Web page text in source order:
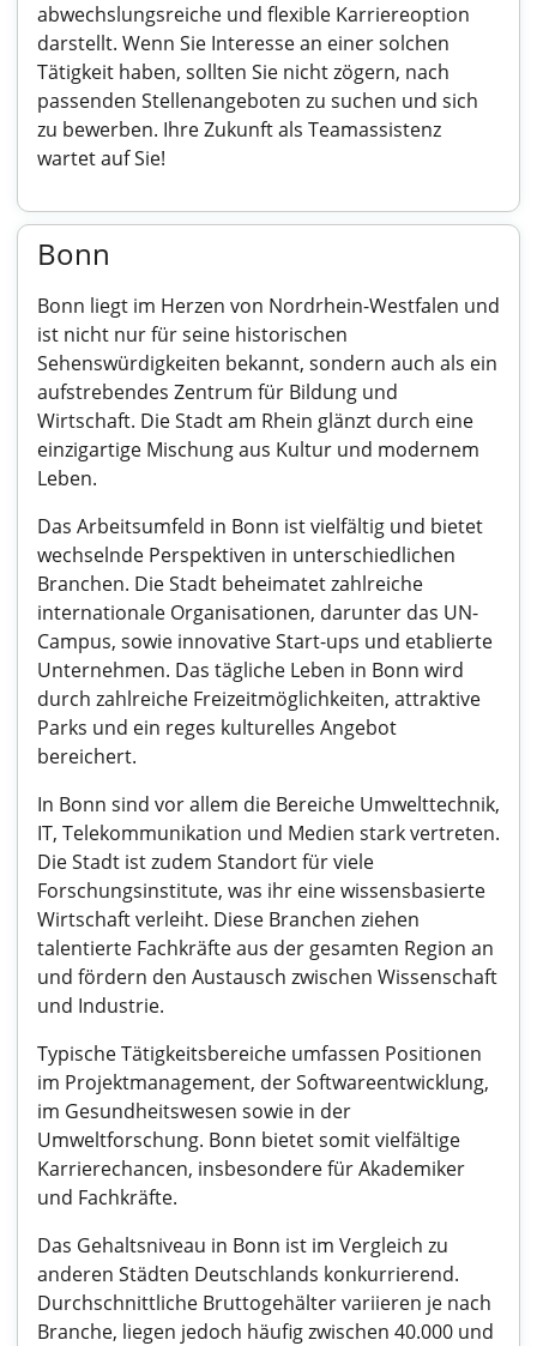
abwechslungsreiche und flexible Karriereoption
darstellt. Wenn Sie Interesse an einer solchen
Tätigkeit haben, sollten Sie nicht zögern, nach
passenden Stellenangeboten zu suchen und sich
zu bewerben. Ihre Zukunft als Teamassistenz
wartet auf Sie!
Bonn
Bonn liegt im Herzen von Nordrhein-Westfalen und
ist nicht nur für seine historischen
Sehenswürdigkeiten bekannt, sondern auch als ein
aufstrebendes Zentrum für Bildung und
Wirtschaft. Die Stadt am Rhein glänzt durch eine
einzigartige Mischung aus Kultur und modernem
Leben.
Das Arbeitsumfeld in Bonn ist vielfältig und bietet
wechselnde Perspektiven in unterschiedlichen
Branchen. Die Stadt beheimatet zahlreiche
internationale Organisationen, darunter das UN-
Campus, sowie innovative Start-ups und etablierte
Unternehmen. Das tägliche Leben in Bonn wird
durch zahlreiche Freizeitmöglichkeiten, attraktive
Parks und ein reges kulturelles Angebot
bereichert.
In Bonn sind vor allem die Bereiche Umwelttechnik,
IT, Telekommunikation und Medien stark vertreten.
Die Stadt ist zudem Standort für viele
Forschungsinstitute, was ihr eine wissensbasierte
Wirtschaft verleiht. Diese Branchen ziehen
talentierte Fachkräfte aus der gesamten Region an
und fördern den Austausch zwischen Wissenschaft
und Industrie.
Typische Tätigkeitsbereiche umfassen Positionen
im Projektmanagement, der Softwareentwicklung,
im Gesundheitswesen sowie in der
Umweltforschung. Bonn bietet somit vielfältige
Karrierechancen, insbesondere für Akademiker
und Fachkräfte.
Das Gehaltsniveau in Bonn ist im Vergleich zu
anderen Städten Deutschlands konkurrierend.
Durchschnittliche Bruttogehälter variieren je nach
Branche, liegen jedoch häufig zwischen 40.000 und